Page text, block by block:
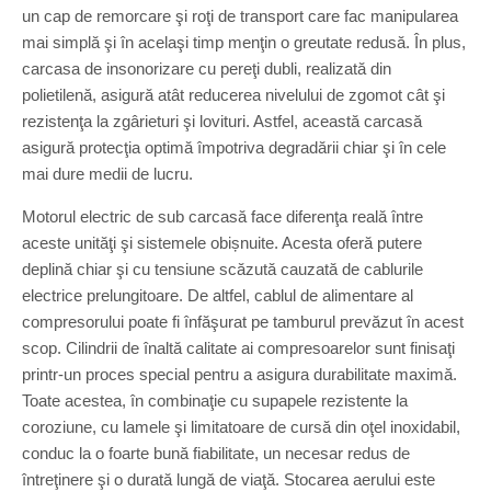
un cap de remorcare şi roţi de transport care fac manipularea
mai simplă şi în acelaşi timp menţin o greutate redusă. În plus,
carcasa de insonorizare cu pereţi dubli, realizată din
polietilenă, asigură atât reducerea nivelului de zgomot cât şi
rezistenţa la zgârieturi şi lovituri. Astfel, această carcasă
asigură protecţia optimă împotriva degradării chiar şi în cele
mai dure medii de lucru.
Motorul electric de sub carcasă face diferenţa reală între
aceste unităţi şi sistemele obișnuite. Acesta oferă putere
deplină chiar şi cu tensiune scăzută cauzată de cablurile
electrice prelungitoare. De altfel, cablul de alimentare al
compresorului poate fi înfăşurat pe tamburul prevăzut în acest
scop. Cilindrii de înaltă calitate ai compresoarelor sunt finisaţi
printr-un proces special pentru a asigura durabilitate maximă.
Toate acestea, în combinaţie cu supapele rezistente la
coroziune, cu lamele şi limitatoare de cursă din oţel inoxidabil,
conduc la o foarte bună fiabilitate, un necesar redus de
întreţinere şi o durată lungă de viaţă. Stocarea aerului este